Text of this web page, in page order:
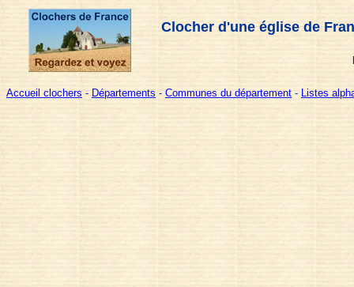
Clocher d'une église de
Accueil clochers - Départements - Communes du département - Listes